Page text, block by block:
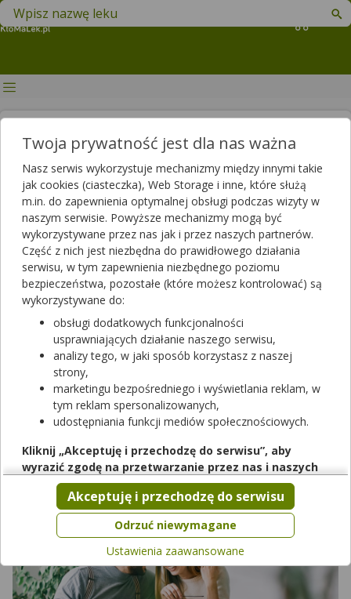
Koszyk
Znajdź lek w swojej okolicy
Ubezpieczenie na życie i
zdrowie – czy warto?
Artykuł sponsorowany
Publikacja: 2022-08-03 12:09 Aktualizacja: 2023-12-06 11:23
Ile kosztuje zdrowie, wiemy dopiero wówczas, gdy zaczniemy
mieć z nim poważne problemy. Życie jest jeszcze większą
wartością. Czujemy to szczególnie mocno, gdy tracimy kogoś
bliskiego. Niestety, takie sytuacje jak nagła i poważna choroba
oraz śmierć zdarzają się. Czy jesteśmy w stanie wyobrazić sobie
sytuację, że kiedy przychodzi prawdziwy dramat, w naszym
życiu zmienia się absolutnie wszystko? Często zostajemy, z
naszymi problemami, zupełnie sami. A przecież nikt nam nie
zagwarantuje, że coś takiego nie będzie mieć miejsca.
Przeczytaj, dlaczego warto się ubezpieczyć!
Artykuł rekomendowany przez:
magister farmacji Bartłomiej Łuczyński
Twoja prywatność jest dla nas ważna
Nasz serwis wykorzystuje mechanizmy między innymi takie
jak cookies (ciasteczka), Web Storage i inne, które służą
m.in. do zapewnienia optymalnej obsługi podczas wizyty w
naszym serwisie. Powyższe mechanizmy mogą być
wykorzystywane przez nas jak i przez naszych partnerów.
Część z nich jest niezbędna do prawidłowego działania
serwisu, w tym zapewnienia niezbędnego poziomu
bezpieczeństwa, pozostałe (które możesz kontrolować) są
wykorzystywane do:
obsługi dodatkowych funkcjonalności
usprawniających działanie naszego serwisu,
analizy tego, w jaki sposób korzystasz z naszej
strony,
marketingu bezpośredniego i wyświetlania reklam, w
tym reklam spersonalizowanych,
udostępniania funkcji mediów społecznościowych.
Kliknij „Akceptuję i przechodzę do serwisu”, aby
wyrazić zgodę na przetwarzanie przez nas i naszych
partnerów Twoich danych w powyższych celach.
Pamiętaj, że wyrażenie zgody jest dobrowolne, a wyrażoną
zgodę możesz w każdej chwili cofnąć, możesz też wycofać
zgodę na przetwarzanie Twoich danych tylko w niektórych
celach. Jeżeli chcesz dowiedzieć się więcej lub chcesz
przeprowadzić konfigurację szczegółową, to możesz tego
dokonać za pomocą „Ustawień zaawansowanych”.
Odrzuć niewymagane
Akceptuję i przechodzę do serwisu
Ustawienia zaawansowane